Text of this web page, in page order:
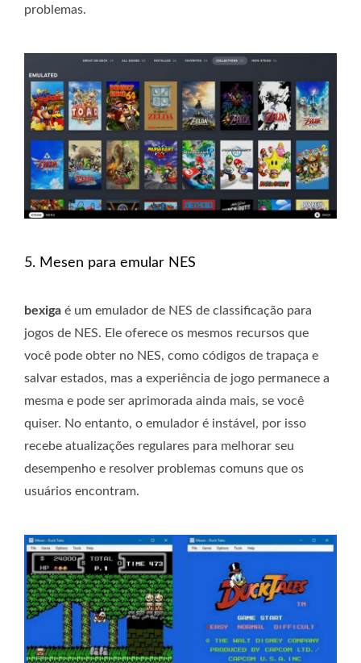
problemas.
5. Mesen para emular NES
bexiga é um emulador de NES de classificação para
jogos de NES. Ele oferece os mesmos recursos que
você pode obter no NES, como códigos de trapaça e
salvar estados, mas a experiência de jogo permanece a
mesma e pode ser aprimorada ainda mais, se você
quiser. No entanto, o emulador é instável, por isso
recebe atualizações regulares para melhorar seu
desempenho e resolver problemas comuns que os
usuários encontram.